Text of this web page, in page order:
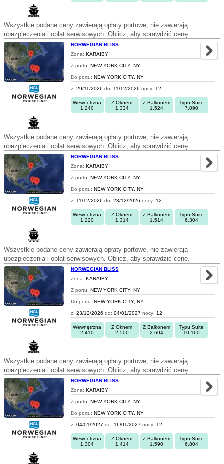
Wszystkie podane ceny zawierają opłaty portowe, nie zawierają
ubezpieczenia i opłat serwisowych. Oblicz, aby sprawdzić cenę.
NORWEGIAN BLISS
Zona: KARAIBY
Z portu: NEW YORK CITY, NY
Do portu: NEW YORK CITY, NY
z: 29/11/2026 do: 11/12/2026 nocy: 12
Wewnętrzna
1.240
Z Oknem
1.334
Z Balkonem
1.524
Typu Suite
7.090
Wszystkie podane ceny zawierają opłaty portowe, nie zawierają
ubezpieczenia i opłat serwisowych. Oblicz, aby sprawdzić cenę.
NORWEGIAN BLISS
Zona: KARAIBY
Z portu: NEW YORK CITY, NY
Do portu: NEW YORK CITY, NY
z: 11/12/2026 do: 23/12/2026 nocy: 12
Wewnętrzna
1.220
Z Oknem
1.314
Z Balkonem
1.514
Typu Suite
6.304
Wszystkie podane ceny zawierają opłaty portowe, nie zawierają
ubezpieczenia i opłat serwisowych. Oblicz, aby sprawdzić cenę.
NORWEGIAN BLISS
Zona: KARAIBY
Z portu: NEW YORK CITY, NY
Do portu: NEW YORK CITY, NY
z: 23/12/2026 do: 04/01/2027 nocy: 12
Wewnętrzna
2.410
Z Oknem
2.500
Z Balkonem
2.694
Typu Suite
10.160
Wszystkie podane ceny zawierają opłaty portowe, nie zawierają
ubezpieczenia i opłat serwisowych. Oblicz, aby sprawdzić cenę.
NORWEGIAN BLISS
Zona: KARAIBY
Z portu: NEW YORK CITY, NY
Do portu: NEW YORK CITY, NY
z: 04/01/2027 do: 16/01/2027 nocy: 12
Wewnętrzna
1.304
Z Oknem
1.414
Z Balkonem
1.590
Typu Suite
6.804